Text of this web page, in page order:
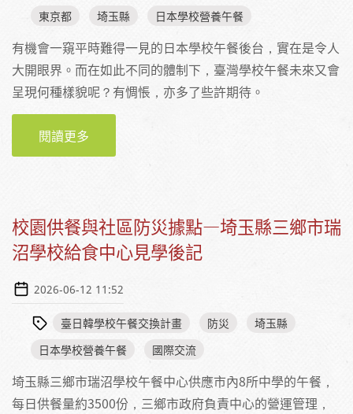
東京都
埼玉縣 日本學校營養午餐
有機會一窺平時難得一見的日本學校午餐後台，實在是令人
大開眼界。而在如此不同的體制下，臺灣學校午餐未來又會
呈現何種樣貌呢？有惆悵，亦多了些許期待。
閱讀更多
的現場 BY 楊宜靜營養師
校園供餐與社區防災據點—埼玉縣三鄉市瑞
沼學校給食中心見學後記
2026-06-12 11:52
臺日韓學校午餐交換計畫 防災
埼玉縣
日本學校營養午餐
國際交流
埼玉縣三鄉市瑞沼學校午餐中心供應市內8所中學的午餐，
每日供餐量約3500份，三鄉市政府負責中心的營運管理，